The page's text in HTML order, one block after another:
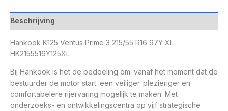
Beschrijving
Hankook K125 Ventus Prime 3 215/55 R16 97Y XL
HK2155516Y125XL
Bij Hankook is het de bedoeling om. vanaf het moment dat de
bestuurder de motor start. een veiliger. plezieriger en
comfortabelere rijervaring mogelijk te maken. Met
onderzoeks- en ontwikkelingscentra op vijf strategische